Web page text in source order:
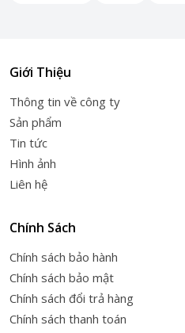
Giới Thiệu
Thông tin về công ty
Sản phẩm
Tin tức
Hình ảnh
Liên hệ
Chính Sách
Chính sách bảo hành
Chính sách bảo mật
Chính sách đổi trả hàng
Chính sách thanh toán